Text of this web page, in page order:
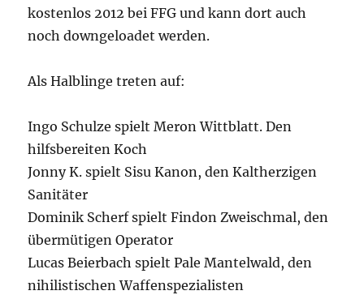
kostenlos 2012 bei FFG und kann dort auch
noch downgeloadet werden.
Als Halblinge treten auf:
Ingo Schulze spielt Meron Wittblatt. Den
hilfsbereiten Koch
Jonny K. spielt Sisu Kanon, den Kaltherzigen
Sanitäter
Dominik Scherf spielt Findon Zweischmal, den
übermütigen Operator
Lucas Beierbach spielt Pale Mantelwald, den
nihilistischen Waffenspezialisten